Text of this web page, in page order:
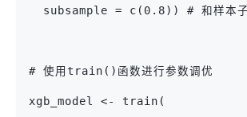
subsample = c(0.8)) # 和样本
# 使用train()函数进行参数调优
xgb_model <- train(